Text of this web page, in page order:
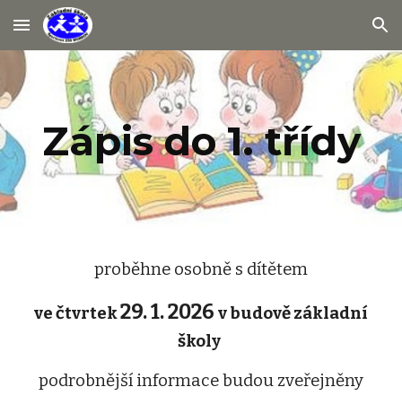
Skip to main content Skip to navigation
Zápis do 1. třídy
proběhne osobně s dítětem
ve čtvrtek29. 1. 2026 v budově základní
školy
podrobnější informace budou zveřejněny